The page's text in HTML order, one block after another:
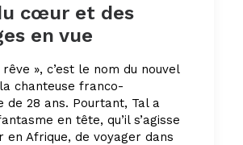
cœur et des
en vue
», c’est le nom du nouvel
chanteuse franco-
de 28 ans. Pourtant, Tal a
en tête, qu’il s’agisse
en Afrique, de voyager dans